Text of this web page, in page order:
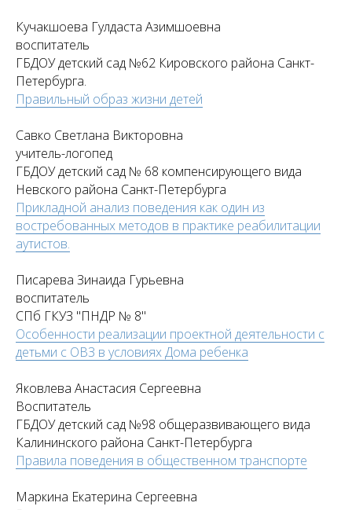
Кучакшоева Гулдаста Азимшоевна
воспитатель
ГБДОУ детский сад №62 Кировского района Санкт-
Петербурга.
Правильный образ жизни детей
Савко Светлана Викторовна
учитель-логопед
ГБДОУ детский сад № 68 компенсирующего вида
Невского района Санкт-Петербурга
Прикладной анализ поведения как один из
востребованных методов в практике реабилитации
аутистов.
Писарева Зинаида Гурьевна
воспитатель
СПб ГКУЗ "ПНДР № 8"
Особенности реализации проектной деятельности с
детьми с ОВЗ в условиях Дома ребенка
Яковлева Анастасия Сергеевна
Воспитатель
ГБДОУ детский сад №98 общеразвивающего вида
Калининского района Санкт-Петербурга
Правила поведения в общественном транспорте
Маркина Екатерина Сергеевна